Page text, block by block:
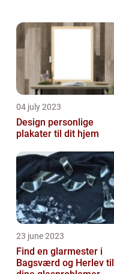
04 july 2023
Design personlige
plakater til dit hjem
23 june 2023
Find en glarmester i
Bagsværd og Herlev til